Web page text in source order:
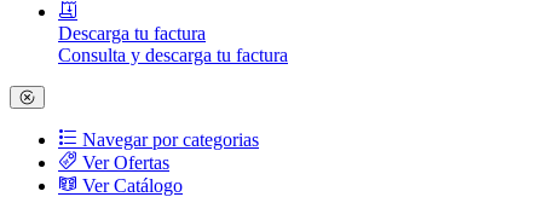
Descarga tu factura
Consulta y descarga tu factura
Navegar por categorias
Ver Ofertas
Ver Catálogo